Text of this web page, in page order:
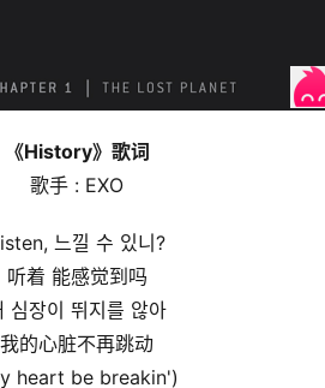
《History》歌词
歌手 : EXO
느낄 수 있니?
听着 能感觉到吗
심장이 뛰지를 않아
我的心脏不再跳动
heart be breakin')